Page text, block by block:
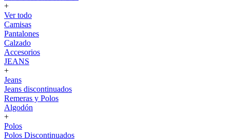
+
Ver todo
Camisas
Pantalones
Calzado
Accesorios
JEANS
+
Jeans
Jeans discontinuados
Remeras y Polos
Algodón
+
Polos
Polos Discontinuados